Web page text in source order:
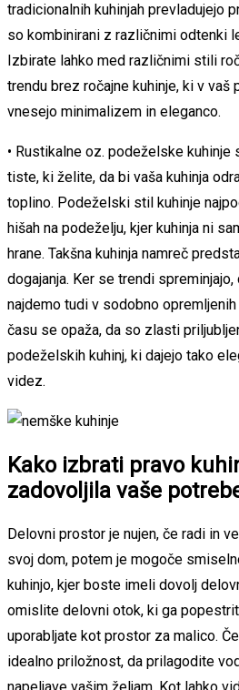
tradicionalnih kuhinjah prevladujejo
so kombinirani z različnimi odtenki
Izbirate lahko med različnimi stili
trendu brez ročajne kuhinje, ki v vaš
vnesejo minimalizem in eleganco.
• Rustikalne oz. podeželske
tiste, ki želite, da bi vaša kuhinja
toplino. Podeželski stil kuhinje
hišah na podeželju, kjer kuhinja ni
hrane. Takšna kuhinja namreč
dogajanja. Ker se trendi
najdemo tudi v sodobno
času se opaža, da so zlasti
podeželskih kuhinj, ki dajejo tako
videz.
Kako izbrati pravo
zadovoljila vaše
Delovni prostor je nujen, če radi in
svoj dom, potem je mogoče
kuhinjo, kjer boste imeli dovolj
omislite delovni otok, ki ga
uporabljate kot prostor za malico.
idealno priložnost, da prilagodite